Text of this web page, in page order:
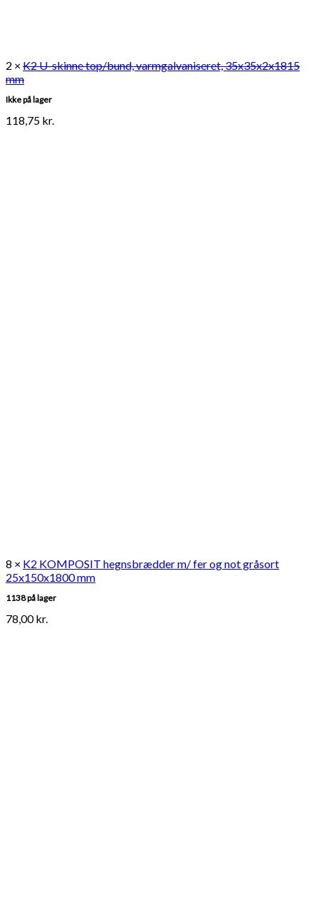
2 × K2 U-skinne top/bund, varmgalvaniseret, 35x35x2x1815
mm
Ikke på lager
118,75 kr.
8 × K2 KOMPOSIT hegnsbrædder m/ fer og not gråsort
25x150x1800 mm
1138 på lager
78,00kr.